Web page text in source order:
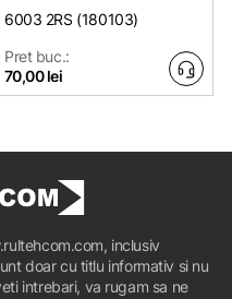
6003 2RS (180103)
Pret buc.:
70,00 lei
inclusiv
doar cu titlu informativ si nu
intrebari, va rugam sa ne